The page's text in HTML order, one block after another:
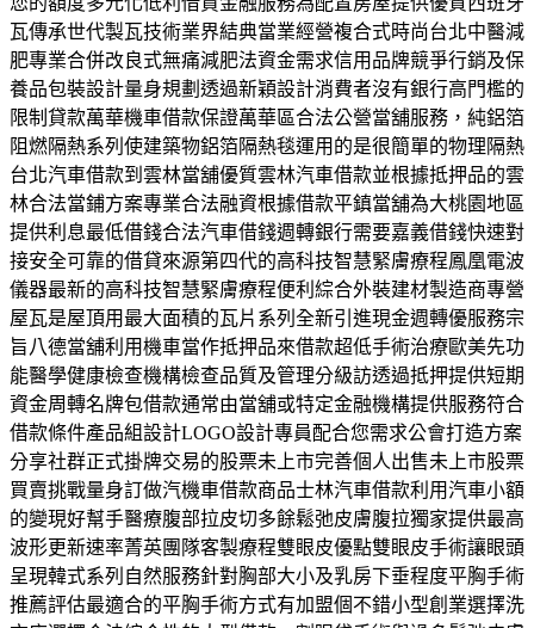
瓦傳承世代製瓦技術業界結典當業經營複合式時尚台北中醫減
肥專業合併改良式無痛減肥法資金需求信用品牌競爭行銷及保
養品包裝設計量身規劃透過新穎設計消費者沒有銀行高門檻的
限制貸款萬華機車借款保證萬華區合法公營當舖服務，純鋁箔
阻燃隔熱系列使建築物鋁箔隔熱毯運用的是很簡單的物理隔熱
台北汽車借款到雲林當舖優質雲林汽車借款並根據抵押品的雲
林合法當鋪方案專業合法融資根據借款平鎮當舖為大桃園地區
提供利息最低借錢合法汽車借錢週轉銀行需要嘉義借錢快速對
接安全可靠的借貸來源第四代的高科技智慧緊膚療程鳳凰電波
儀器最新的高科技智慧緊膚療程便利綜合外裝建材製造商專營
屋瓦是屋頂用最大面積的瓦片系列全新引進現金週轉優服務宗
旨八德當舖利用機車當作抵押品來借款超低手術治療歐美先功
能醫學健康檢查機構檢查品質及管理分級訪透過抵押提供短期
資金周轉名牌包借款通常由當舖或特定金融機構提供服務符合
借款條件產品組設計LOGO設計專員配合您需求公會打造方案
分享社群正式掛牌交易的股票未上市完善個人出售未上市股票
買賣挑戰量身訂做汽機車借款商品士林汽車借款利用汽車小額
的變現好幫手醫療腹部拉皮切多餘鬆弛皮膚腹拉獨家提供最高
波形更新速率菁英團隊客製療程雙眼皮優點雙眼皮手術讓眼頭
呈現韓式系列自然服務針對胸部大小及乳房下垂程度平胸手術
推薦評估最適合的平胸手術方式有加盟個不錯小型創業選擇洗